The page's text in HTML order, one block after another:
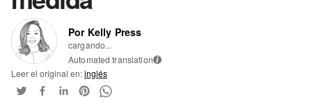
Por Kelly Press
cargando...
Automated translation i
Leer el original en:inglés